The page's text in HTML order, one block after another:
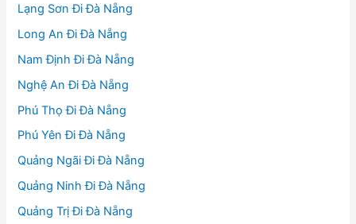
Lạng Sơn Đi Đà Nẵng
Long An Đi Đà Nẵng
Nam Định Đi Đà Nẵng
Nghệ An Đi Đà Nẵng
Phú Thọ Đi Đà Nẵng
Phú Yên Đi Đà Nẵng
Quảng Ngãi Đi Đà Nẵng
Quảng Ninh Đi Đà Nẵng
Quảng Trị Đi Đà Nẵng